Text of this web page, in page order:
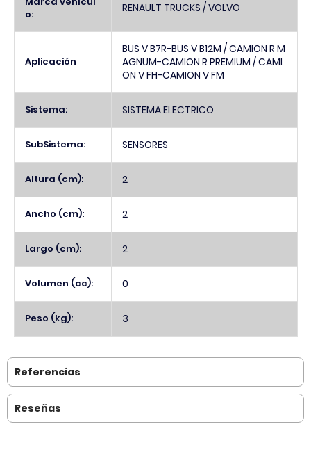
Información
o:
RENAULT TRUCKS / VOLVO
Aplicación
BUS V B7R-BUS V B12M / CAMION R M
AGNUM-CAMION R PREMIUM / CAMI
ON V FH-CAMION V FM
Sistema: SISTEMA ELECTRICO
SubSistema: SENSORES
Altura (cm): 2
Ancho (cm): 2
Largo (cm): 2
Volumen (cc): 0
Peso (kg): 3
Referencias
Reseñas